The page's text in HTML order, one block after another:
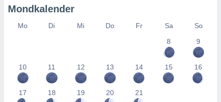
durch
Mondkalender
Mo Di Mi Do Fr Sa
So
8
9
10 11 12 13 14 15 16
17 18 19 20 21